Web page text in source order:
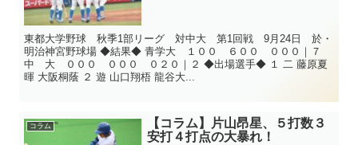
東都大学野球 秋季1部リーグ 対中大 第1回戦 9月24日 於・
明治神宮野球場 ◆結果◆ 青学大 １００ ６００ ０００｜７
中 大 ０００ ０００ ０２０｜２ ◆出場選手◆ １ 二 藤原夏
暉 大阪桐蔭 ２ 遊 山口翔梧 龍谷大...
コラム
【コラム】片山昂星、５打数３
安打４打点の大暴れ！